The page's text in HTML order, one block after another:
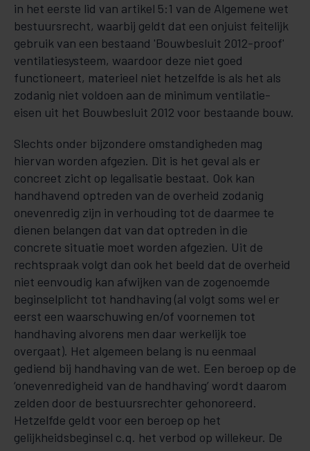
in het eerste lid van artikel 5:1 van de Algemene wet
bestuursrecht, waarbij geldt dat een onjuist feitelijk
gebruik van een bestaand 'Bouwbesluit 2012-proof'
ventilatiesysteem, waardoor deze niet goed
functioneert, materieel niet hetzelfde is als het als
zodanig niet voldoen aan de minimum ventilatie-
eisen uit het Bouwbesluit 2012 voor bestaande bouw.
Slechts onder bijzondere om­stan­­dig­­heden mag
hiervan worden afgezien. Dit is het geval als er
concreet zicht op legalisatie bestaat. Ook kan
handhavend optreden van de overheid zodanig
onevenredig zijn in verhou­ding tot de daar­mee te
dienen belangen dat van dat optreden in die
concrete situatie moet worden afgezien. Uit de
rechtspraak volgt dan ook het beeld dat de overheid
niet eenvoudig kan afwijken van de zoge­noem­de
begin­sel­plicht tot handhaving (al volgt soms wel er
eerst een waarschuwing en/of voornemen tot
handhaving alvorens men daar werkelijk toe
overgaat). Het algemeen belang is nu eenmaal
gediend bij handhaving van de wet. Een beroep op de
‘on­even­redigheid van de hand­­having’ wordt daar­om
zelden door de bestuursrechter gehonoreerd.
Hetzelfde geldt voor een beroep op het
gelijkheidsbeginsel c.q. het verbod op willekeur. De